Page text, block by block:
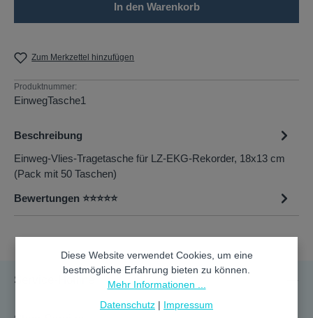
In den Warenkorb
Zum Merkzettel hinzufügen
Produktnummer:
EinwegTasche1
Beschreibung
Einweg-Vlies-Tragetasche für LZ-EKG-Rekorder, 18x13 cm
(Pack mit 50 Taschen)
Bewertungen ⭐⭐⭐⭐⭐
Service-Hotline
Diese Website verwendet Cookies, um eine
bestmögliche Erfahrung bieten zu können.
Mehr Informationen ...
Datenschutz | Impressum